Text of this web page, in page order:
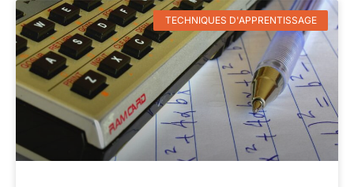
TECHNIQUES D'APPRENTISSAGE